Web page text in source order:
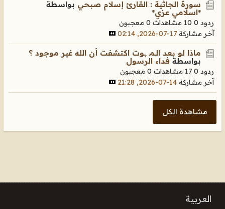
سورة الجاثية : القارئ إسلام صبحي بواسطة
*اسلامي عزي*
ردود 0 10 مشاهدات
0 معجبون
آخر مشاركة 17-07-2026, 02:14
ماذا لو بعد الـمـ ,ـوت اكتشفت أن الله غير موجود ؟
بواسطة فداء الرسول
ردود 0 17 مشاهدات
0 معجبون
آخر مشاركة 14-07-2026, 21:28
مشاهدة الكل
العربية